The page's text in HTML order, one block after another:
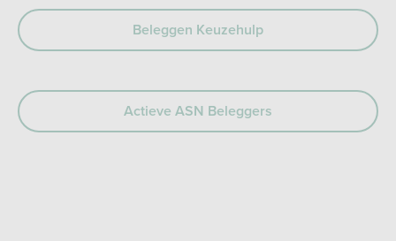
Beleggen Keuzehulp
Actieve ASN Beleggers